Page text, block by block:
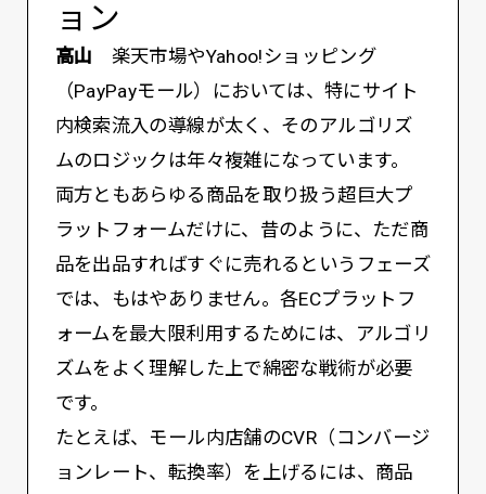
ョン
高山 楽天市場やYahoo!ショッピング
（PayPayモール）においては、特にサイト
内検索流入の導線が太く、そのアルゴリズ
ムのロジックは年々複雑になっています。
両方ともあらゆる商品を取り扱う超巨大プ
ラットフォームだけに、昔のように、ただ商
品を出品すればすぐに売れるというフェーズ
では、もはやありません。各ECプラットフ
ォームを最大限利用するためには、アルゴリ
ズムをよく理解した上で綿密な戦術が必要
です。
たとえば、モール内店舗のCVR（コンバージ
ョンレート、転換率）を上げるには、商品